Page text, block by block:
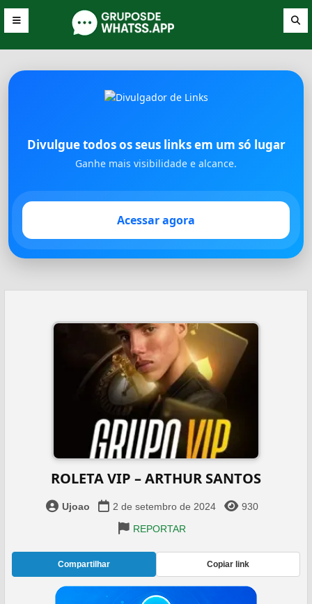
Divulgue todos os seus links em um só lugar
Ganhe mais visibilidade e alcance.
Acessar agora
ROLETA VIP – ARTHUR SANTOS
Ujoao 2 de setembro de 2024
930
REPORTAR
Compartilhar Copiar link